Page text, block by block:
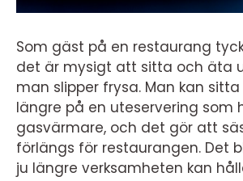
Som gäst på en restaurang
det är mysigt att sitta och äta
man slipper frysa. Man kan
längre på en uteservering som
gasvärmare, och det gör att
förlängs för restaurangen. Det
ju längre verksamheten kan